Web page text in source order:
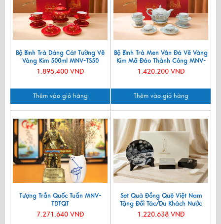
Bộ Bình Trà Dáng Cát Tường Vẽ
Vàng Kim 500ml MNV-TS50
1.895.400 VNĐ
Thêm vào giỏ hàng
Bộ Bình Trà Men Vân Đá Vẽ Vàng
Kim Mã Đáo Thành Công MNV-
BTV11
1.420.200 VNĐ
Thêm vào giỏ hàng
Tượng Trần Quốc Tuấn MNV-
TDTQT
7.271.640 VNĐ
Set Quà Đồng Quê Việt Nam
Tặng Đối Tác/Du Khách Nước
Ngoài - Đĩa Sơn Mài/ Hộp
Namecard & Đế Lót Ly Sơn Mài
1.220.638 VNĐ